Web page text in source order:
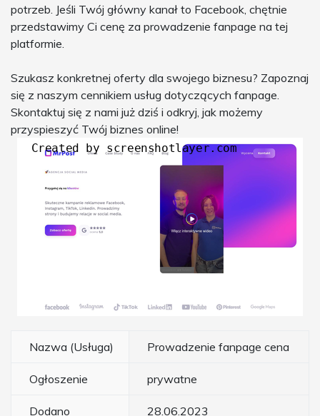
potrzeb. Jeśli Twój główny kanał to Facebook, chętnie
przedstawimy Ci cenę za prowadzenie fanpage na tej
platformie.
Szukasz konkretnej oferty dla swojego biznesu? Zapoznaj
się z naszym cennikiem usług dotyczących fanpage.
Skontaktuj się z nami już dziś i odkryj, jak możemy
przyspieszyć Twój biznes online!
Nazwa (Usługa) Prowadzenie fanpage cena
Ogłoszenie prywatne
Dodano 28.06.2023